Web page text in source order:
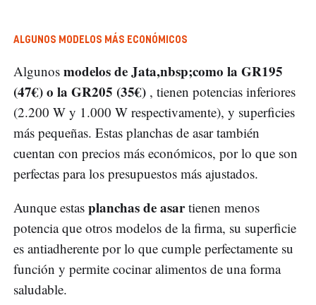
ALGUNOS MODELOS MÁS ECONÓMICOS
Algunos modelos de Jata,nbsp;como la GR195
(47€) o la GR205 (35€) , tienen potencias inferiores
(2.200 W y 1.000 W respectivamente), y superficies
más pequeñas. Estas planchas de asar también
cuentan con precios más económicos, por lo que son
perfectas para los presupuestos más ajustados.
Aunque estas planchas de asartienen menos
potencia que otros modelos de la firma, su superficie
es antiadherente por lo que cumple perfectamente su
función y permite cocinar alimentos de una forma
saludable.